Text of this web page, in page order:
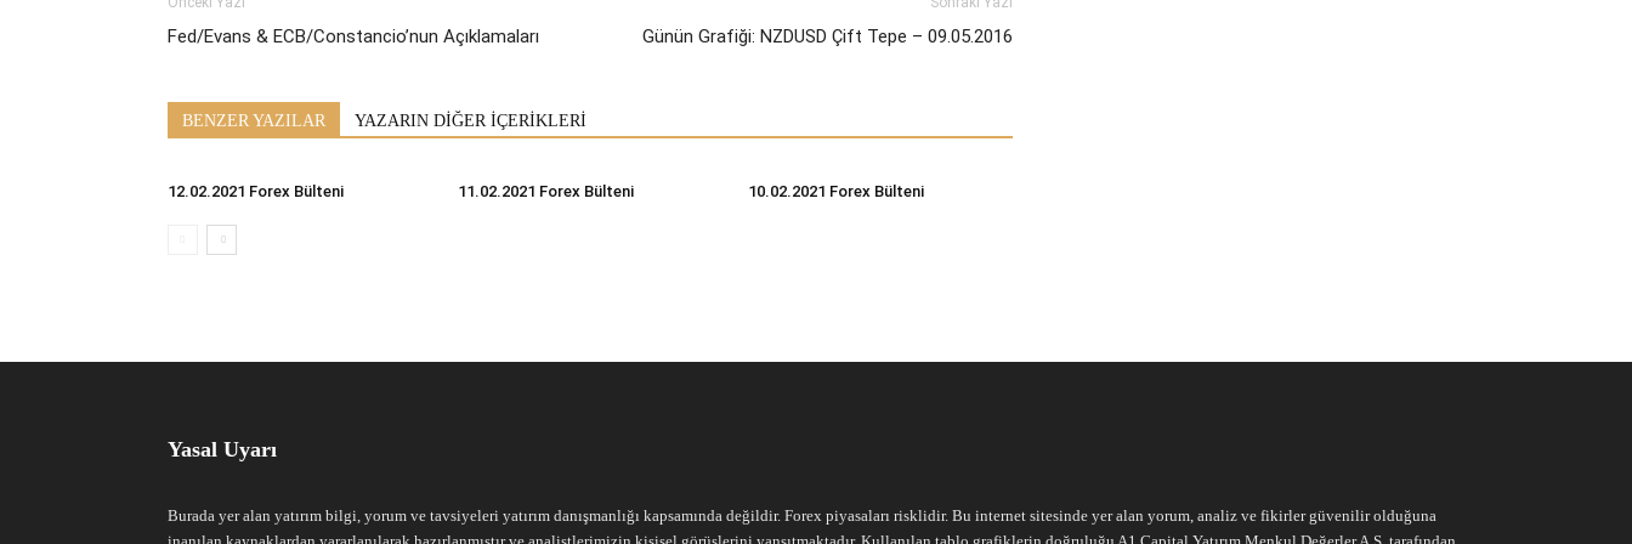
Fed/Evans & ECB/Constancio’nun Açıklamaları Günün Grafiği: NZDUSD Çift Tepe – 09.05.2016
BENZER YAZILAR YAZARIN DİĞER İÇERİKLERİ
12.02.2021 Forex Bülteni 11.02.2021 Forex Bülteni 10.02.2021 Forex Bülteni
Yasal Uyarı
Burada yer alan yatırım bilgi, yorum ve tavsiyeleri yatırım danışmanlığı kapsamında değildir. Forex piyasaları risklidir. Bu internet sitesinde yer alan yorum, analiz ve fikirler güvenilir olduğuna